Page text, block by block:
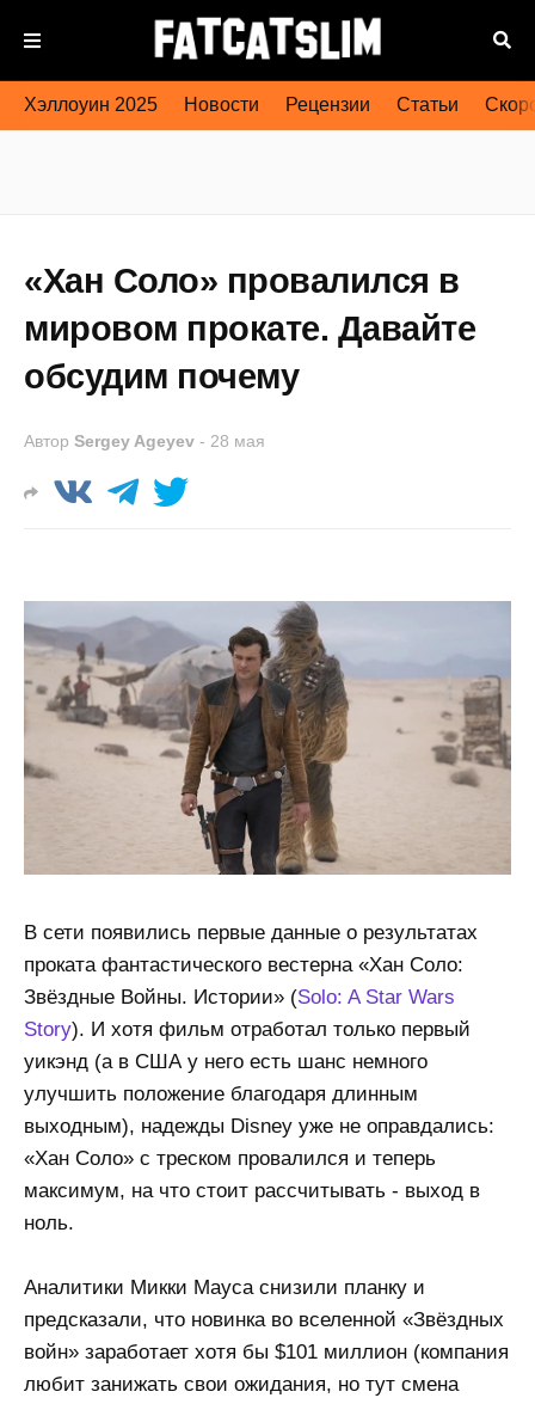
Хэллоуин 2025 Новости Рецензии Статьи
«Хан Соло» провалился в
мировом прокате. Давайте
обсудим почему
Автор Sergey Ageyev - 28 мая
В сети появились первые данные о результатах
проката фантастического вестерна «Хан Соло:
Звёздные Войны. Истории» (Solo: A Star Wars
Story). И хотя фильм отработал только первый
уикэнд (а в США у него есть шанс немного
улучшить положение благодаря длинным
выходным), надежды Disney уже не оправдались:
«Хан Соло» с треском провалился и теперь
максимум, на что стоит рассчитывать - выход в
ноль.
Аналитики Микки Мауса снизили планку и
предсказали, что новинка во вселенной «Звёздных
войн» заработает хотя бы $101 миллион (компания
любит занижать свои ожидания, но тут смена